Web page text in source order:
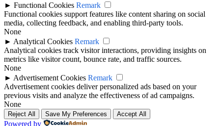
► Functional Cookies Remark
Functional cookies support features like content sharing on social
media, collecting feedback, and enabling third-party tools.
None
► Analytical Cookies Remark
Analytical cookies track visitor interactions, providing insights on
metrics like visitor count, bounce rate, and traffic sources.
None
► Advertisement Cookies Remark
Advertisement cookies deliver personalized ads based on your
previous visits and analyze the effectiveness of ad campaigns.
None
Reject All Save My Preferences Accept All
Powered by